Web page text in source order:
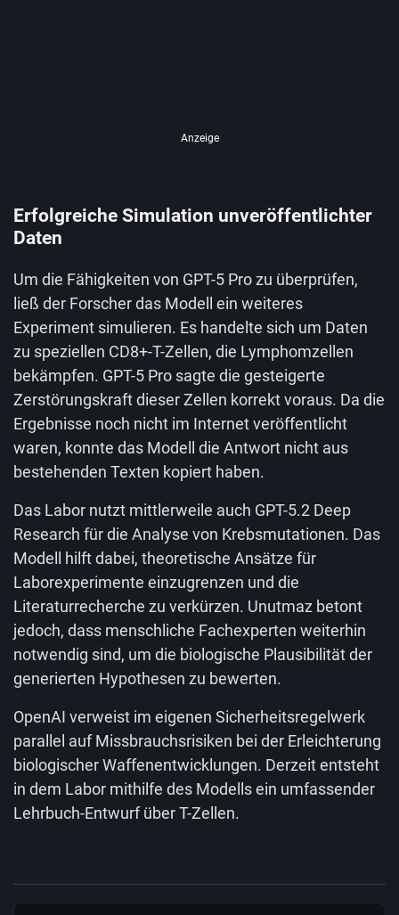
Anzeige
Erfolgreiche Simulation unveröffentlichter
Daten
Um die Fähigkeiten von GPT-5 Pro zu überprüfen,
ließ der Forscher das Modell ein weiteres
Experiment simulieren. Es handelte sich um Daten
zu speziellen CD8+-T-Zellen, die Lymphomzellen
bekämpfen. GPT-5 Pro sagte die gesteigerte
Zerstörungskraft dieser Zellen korrekt voraus. Da die
Ergebnisse noch nicht im Internet veröffentlicht
waren, konnte das Modell die Antwort nicht aus
bestehenden Texten kopiert haben.
Das Labor nutzt mittlerweile auch GPT-5.2 Deep
Research für die Analyse von Krebsmutationen. Das
Modell hilft dabei, theoretische Ansätze für
Laborexperimente einzugrenzen und die
Literaturrecherche zu verkürzen. Unutmaz betont
jedoch, dass menschliche Fachexperten weiterhin
notwendig sind, um die biologische Plausibilität der
generierten Hypothesen zu bewerten.
OpenAI verweist im eigenen Sicherheitsregelwerk
parallel auf Missbrauchsrisiken bei der Erleichterung
biologischer Waffenentwicklungen. Derzeit entsteht
in dem Labor mithilfe des Modells ein umfassender
Lehrbuch-Entwurf über T-Zellen.